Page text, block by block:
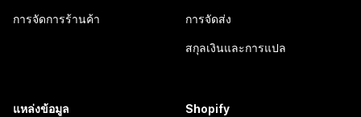
การจัดการร้านค้า การจัดส่ง
สกุลเงินและการแปล
แหล่งข้อมูล Shopify